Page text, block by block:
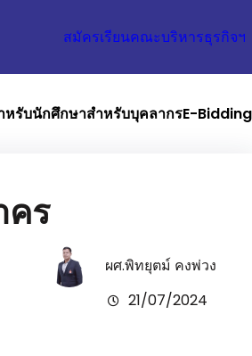
สมัครเรียนคณะบริหารธุรกิจฯ
หรับนักศึกษาสำหรับบุคลากรE-Bidding
คร
ผศ.พิทยุตม์ คงพ่วง
21/07/2024